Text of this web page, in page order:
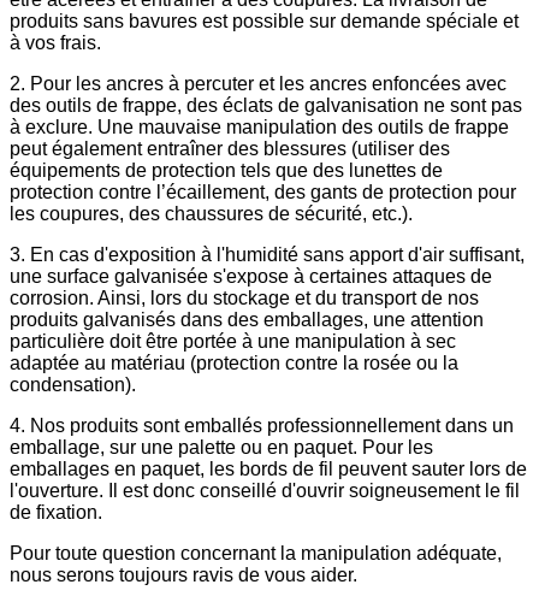
produits sans bavures est possible sur demande spéciale et
à vos frais.
2. Pour les ancres à percuter et les ancres enfoncées avec
des outils de frappe, des éclats de galvanisation ne sont pas
à exclure. Une mauvaise manipulation des outils de frappe
peut également entraîner des blessures (utiliser des
équipements de protection tels que des lunettes de
protection contre l’écaillement, des gants de protection pour
les coupures, des chaussures de sécurité, etc.).
3. En cas d'exposition à l'humidité sans apport d'air suffisant,
une surface galvanisée s'expose à certaines attaques de
corrosion. Ainsi, lors du stockage et du transport de nos
produits galvanisés dans des emballages, une attention
particulière doit être portée à une manipulation à sec
adaptée au matériau (protection contre la rosée ou la
condensation).
4. Nos produits sont emballés professionnellement dans un
emballage, sur une palette ou en paquet. Pour les
emballages en paquet, les bords de fil peuvent sauter lors de
l'ouverture. Il est donc conseillé d'ouvrir soigneusement le fil
de fixation.
Pour toute question concernant la manipulation adéquate,
nous serons toujours ravis de vous aider.